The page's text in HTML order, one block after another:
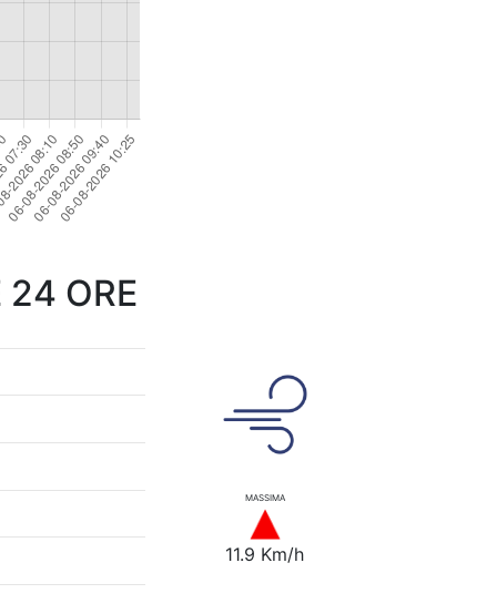
24 ORE
MASSIMA
11.9 Km/h